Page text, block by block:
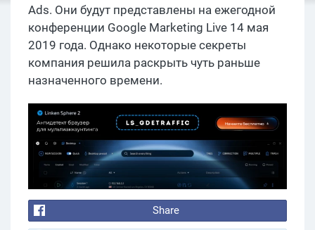
Ads. Они будут представлены на ежегодной
конференции Google Marketing Live 14 мая
2019 года. Однако некоторые секреты
компания решила раскрыть чуть раньше
назначенного времени.
Share